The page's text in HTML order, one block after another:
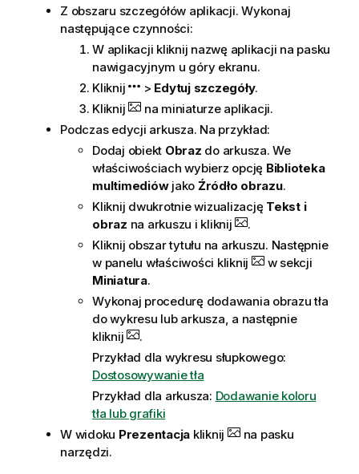
Z obszaru szczegółów aplikacji. Wykonaj
następujące czynności:
W aplikacji kliknij nazwę aplikacji na pasku
nawigacyjnym u góry ekranu.
Kliknij
> Edytuj szczegóły.
Kliknij
na miniaturze aplikacji.
Podczas edycji arkusza. Na przykład:
Dodaj obiekt Obraz do arkusza. We
właściwościach wybierz opcję Biblioteka
multimediówjako Źródło obrazu.
Kliknij dwukrotnie wizualizację Tekst i
obraz na arkuszu i kliknij
.
Kliknij obszar tytułu na arkuszu. Następnie
w panelu właściwości kliknij
w sekcji
Miniatura.
Wykonaj procedurę dodawania obrazu tła
do wykresu lub arkusza, a następnie
kliknij
.
Przykład dla wykresu słupkowego:
Dostosowywanie tła
Przykład dla arkusza: Dodawanie koloru
tła lub grafiki
W widoku Prezentacja kliknij
na pasku
narzędzi.